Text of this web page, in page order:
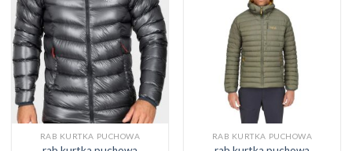
RAB KURTKA PUCHOWA RAB KURTKA PUCHOWA